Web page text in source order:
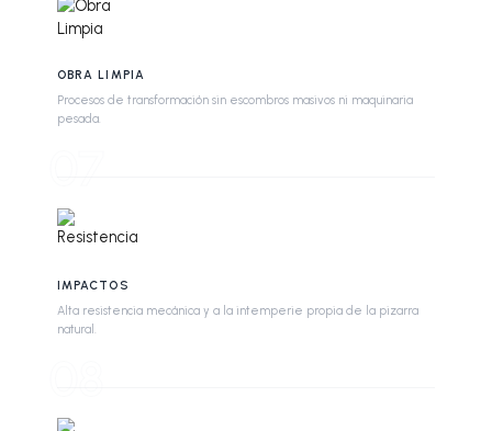
OBRA LIMPIA
Procesos de transformación sin escombros masivos ni maquinaria
pesada.
IMPACTOS
Alta resistencia mecánica y a la intemperie propia de la pizarra
natural.